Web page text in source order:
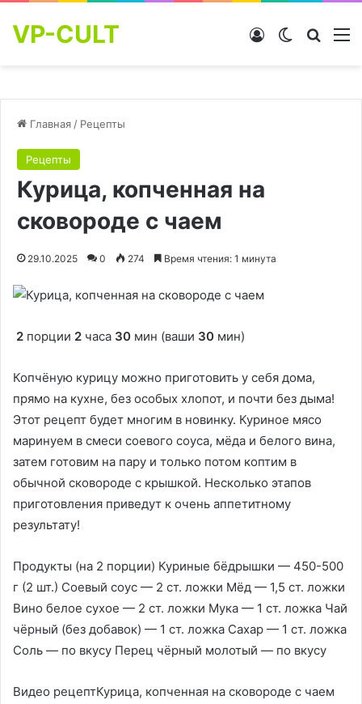
VP-CULT Switch skin
Войти
Главная / Рецепты
Рецепты
Курица, копченная на
сковороде с чаем
29.10.2025 0 274 Время чтения: 1 минута
2 порции 2 часа 30 мин (ваши 30 мин)
Копчёную курицу можно приготовить у себя дома,
прямо на кухне, без особых хлопот, и почти без дыма!
Этот рецепт будет многим в новинку. Куриное мясо
маринуем в смеси соевого соуса, мёда и белого вина,
затем готовим на пару и только потом коптим в
обычной сковороде с крышкой. Несколько этапов
приготовления приведут к очень аппетитному
результату!
Продукты (на 2 порции) Куриные бёдрышки — 450-500
г (2 шт.) Соевый соус — 2 ст. ложки Мёд — 1,5 ст. ложки
Вино белое сухое — 2 ст. ложки Мука — 1 ст. ложка Чай
чёрный (без добавок) — 1 ст. ложка Сахар — 1 ст. ложка
Соль — по вкусу Перец чёрный молотый — по вкусу
Видео рецептКурица, копченная на сковороде с чаем